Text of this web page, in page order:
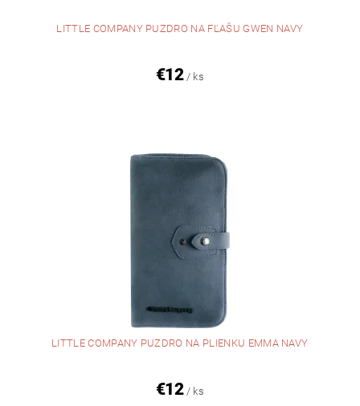
LITTLE COMPANY PUZDRO NA FĽAŠU GWEN NAVY
€12 / ks
LITTLE COMPANY PUZDRO NA PLIENKU EMMA NAVY
€12 / ks